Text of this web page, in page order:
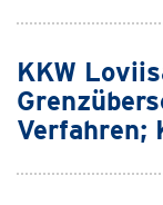
KKW
Verfahren;